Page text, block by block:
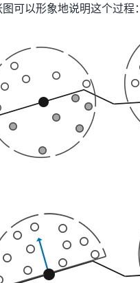
可以形象地说明这个过程：